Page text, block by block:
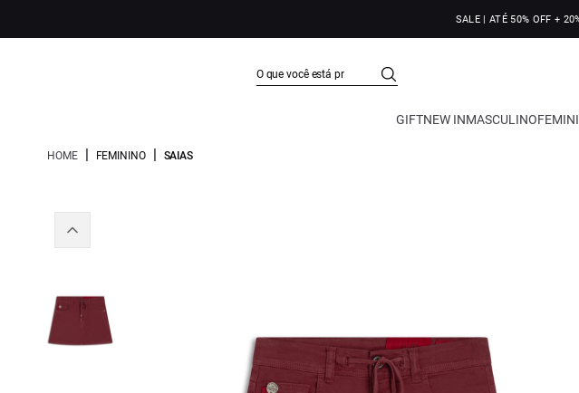
SALE | ATÉ 50% OFF +
GIFTNEW INMASCULINO
HOME | FEMININO | SAIAS